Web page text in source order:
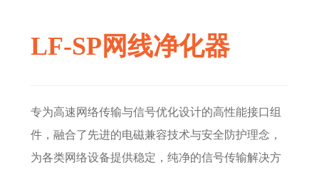
LF-SP网线净化器
专为高速网络传输与信号优化设计的高性能接口组
件，融合了先进的电磁兼容技术与安全防护理念，
为各类网络设备提供稳定，纯净的信号传输解决方